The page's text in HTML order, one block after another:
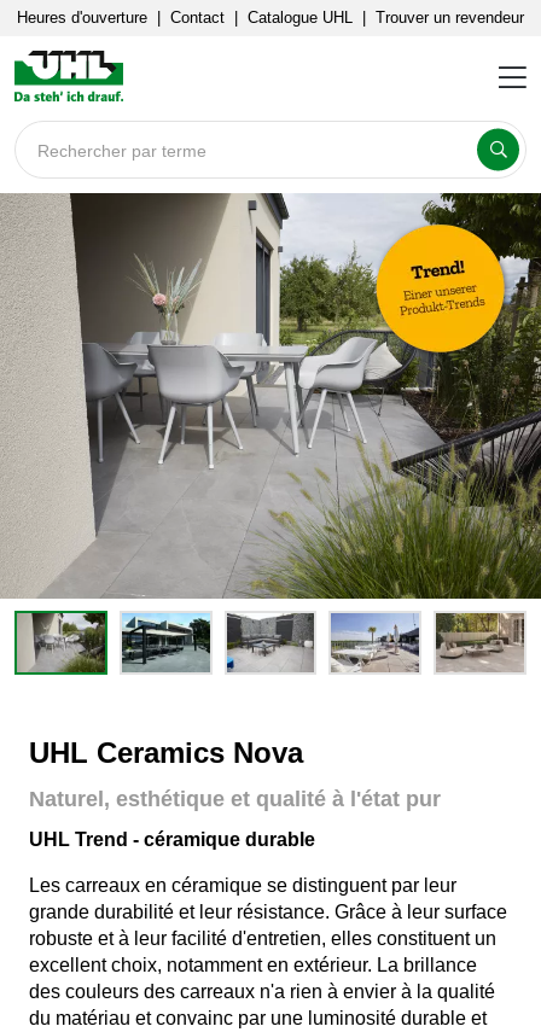
Heures d'ouverture Contact Catalogue UHL Trouver un revendeur
Rechercher par terme
UHL Ceramics Nova
Naturel, esthétique et qualité à l'état pur
UHL Trend - céramique durable
Les carreaux en céramique se distinguent par leur
grande durabilité et leur résistance. Grâce à leur surface
robuste et à leur facilité d'entretien, elles constituent un
excellent choix, notamment en extérieur. La brillance
des couleurs des carreaux n'a rien à envier à la qualité
du matériau et convainc par une luminosité durable et